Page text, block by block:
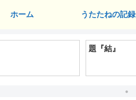
ホーム うたたねの記録
題『結』